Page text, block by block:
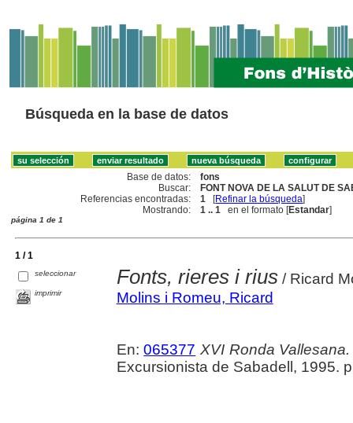
Búsqueda en la base de datos
Base de datos:
fons
Buscar:
FONT NOVA DE LA SALUT DE
Referencias encontradas:
1 [Refinar la búsqueda]
Mostrando:
1 .. 1 en el formato [Estandar]
página 1 de 1
1 / 1
seleccionar
imprimir
Fonts, rieres i rius/ Ricard
Molins i Romeu, Ricard
En:065377 XVI Ronda
Excursionista de Sabadell, 1995.